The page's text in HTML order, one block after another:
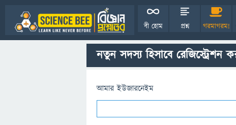
বী হোম প্রশ্ন গরমাগরম!
নতুন সদস্য হিসাবে রেজিস্ট্রেশন
আমার ইউজারনেইম